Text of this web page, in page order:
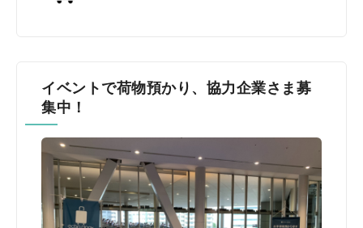
イベントで荷物預かり、協力企業さま募
集中！